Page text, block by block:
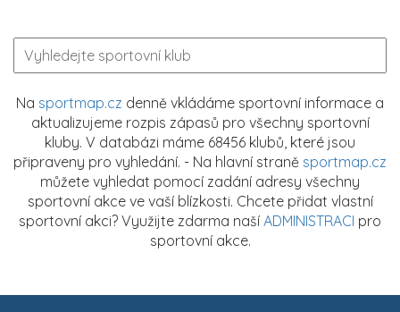
Na sportmap.cz denně vkládáme sportovní informace a
aktualizujeme rozpis zápasů pro všechny sportovní
kluby. V databázi máme 68456 klubů, které jsou
připraveny pro vyhledání. - Na hlavní straně sportmap.cz
můžete vyhledat pomocí zadání adresy všechny
sportovní akce ve vaší blízkosti. Chcete přidat vlastní
sportovní akci? Využijte zdarma naší ADMINISTRACI pro
sportovní akce.